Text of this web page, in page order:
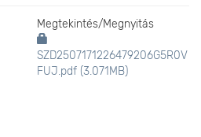
Megtekintés/Megnyitás
SZD2507171226479206G5R0V
FUJ.pdf (3.071MB)